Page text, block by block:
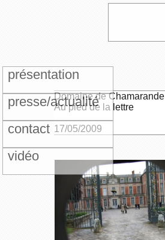
présentation
presse/actualité
contact
vidéo
Domaine de Chamarande
Au pied de la lettre
17/05/2009